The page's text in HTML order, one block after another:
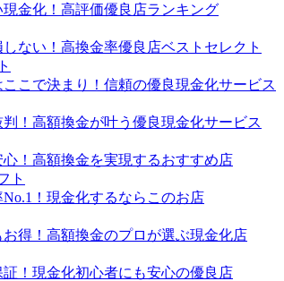
現金化！高評価優良店ランキング
ない！高換金率優良店ベストセレクト
こで決まり！信頼の優良現金化サービス
！高額換金が叶う優良現金化サービス
！高額換金を実現するおすすめ店
ト
！現金化するならこのお店
お得！高額換金のプロが選ぶ現金化店
！現金化初心者にも安心の優良店